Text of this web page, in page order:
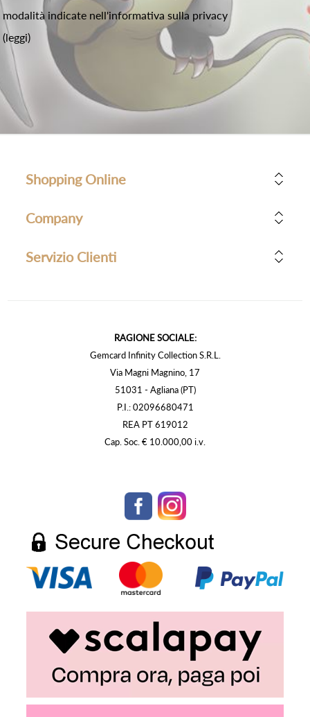
modalità indicate nell'informativa sulla privacy
(leggi)
Shopping Online
Company
Servizio Clienti
RAGIONE SOCIALE:
Gemcard Infinity Collection S.R.L.
Via Magni Magnino, 17
51031 - Agliana (PT)
P.I.: 02096680471
REA PT 619012
Cap. Soc. € 10.000,00 i.v.